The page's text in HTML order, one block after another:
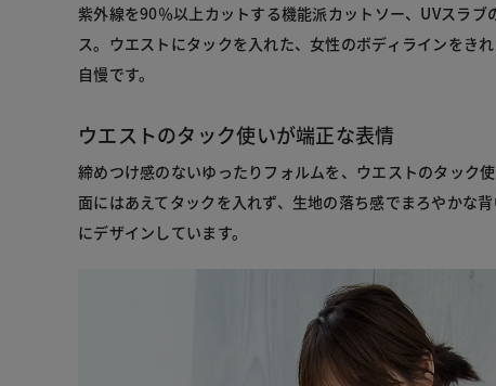
紫外線を90％以上カットする機能派カットソー、UVスラブ
ス。ウエストにタックを入れた、女性のボディラインをき
自慢です。
ウエストのタック使いが端正な表情
締めつけ感のないゆったりフォルムを、ウエストのタック
面にはあえてタックを入れず、生地の落ち感でまろやかな
にデザインしています。